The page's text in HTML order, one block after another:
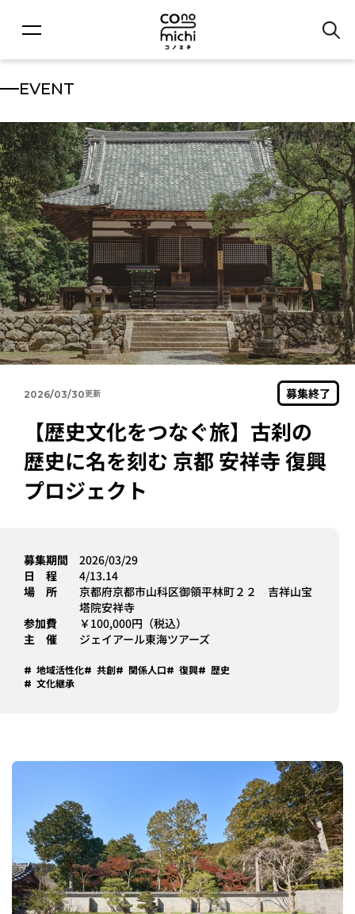
EVENT
2026/03/30
【歴史文化をつなぐ旅】古刹の
歴史に名を刻む 京都 安祥寺 復興
プロジェクト
募集終了
募集期間
2026/03/29
日 程
4/13.14
場 所
京都府京都市山科区御領平林町２２ 吉祥山宝
塔院安祥寺
参加費
￥100,000円（税込）
主 催
ジェイアール東海ツアーズ
地域活性化 共創 関係人口 復興
歴史
文化継承